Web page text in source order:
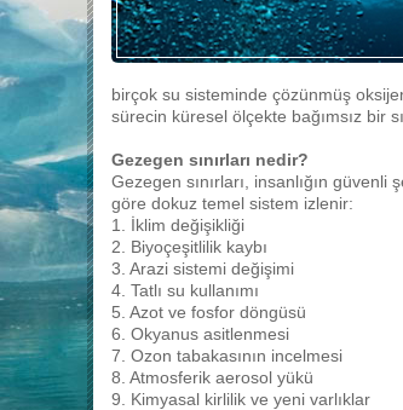
birçok su sisteminde çözünmüş
sürecin küresel ölçekte bağımsız bir
Gezegen sınırları nedir?
Gezegen sınırları, insanlığın
göre dokuz temel sistem izlenir:
1. İklim değişikliği
2. Biyoçeşitlilik kaybı
3. Arazi sistemi değişimi
4. Tatlı su kullanımı
5. Azot ve fosfor döngüsü
6. Okyanus asitlenmesi
7. Ozon tabakasının incelmesi
8. Atmosferik aerosol yükü
9. Kimyasal kirlilik ve yeni varlıklar